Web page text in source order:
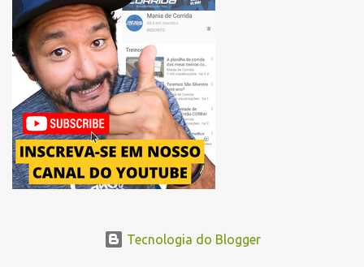
mudança substitui o trecho do Elevado Presidente João Goulart por
um novo trajeto na região do Pacaembu e Barra Funda. Após a
Avenida Pacaembu, os corredores seguirão pela Avenida Doutor
Abraão Ribeiro, passando ao lado do Memorial da América Latina,
acessando a Avenida Norma Pieruccini Giannotti, a Avenida Rudge e
...
Tecnologia do Blogger